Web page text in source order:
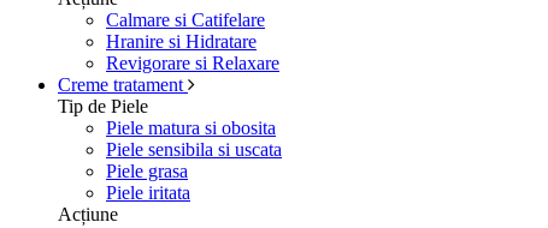
Calmare si Catifelare
Hranire si Hidratare
Revigorare si Relaxare
Creme tratament
Tip de Piele
Piele matura si obosita
Piele sensibila si uscata
Piele grasa
Piele iritata
Acțiune